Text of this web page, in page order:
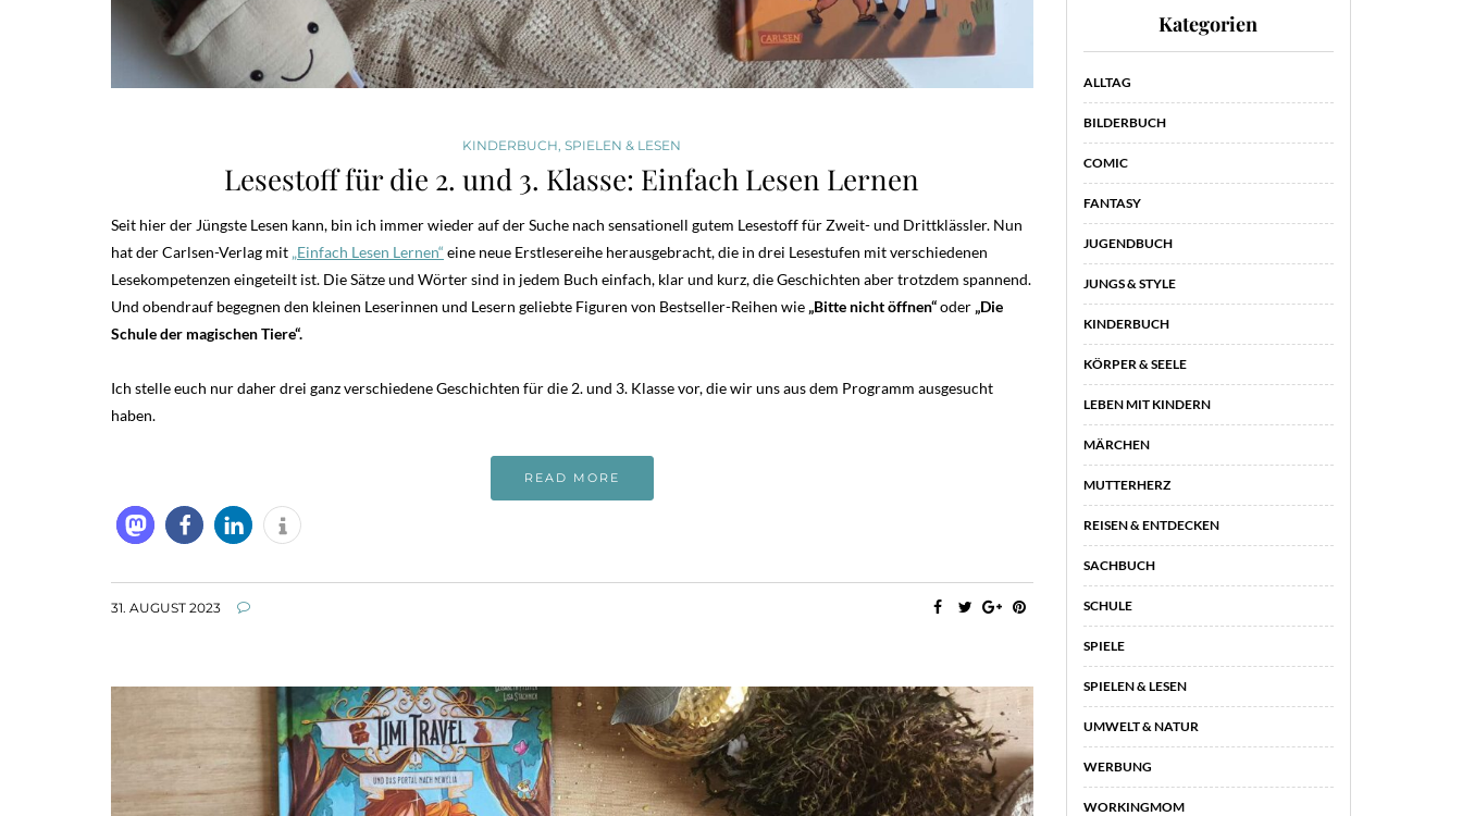
KINDERBUCH ,SPIELEN & LESEN
Lesestoff für die 2. und 3. Klasse: Einfach Lesen Lernen
Seit hier der Jüngste Lesen kann, bin ich immer wieder auf der Suche nach sensationell gutem Lesestoff für Zweit- und Drittklässler. Nun
hat der Carlsen-Verlag mit „Einfach Lesen Lernen“ eine neue Erstlesereihe herausgebracht, die in drei Lesestufen mit verschiedenen
Lesekompetenzen eingeteilt ist. Die Sätze und Wörter sind in jedem Buch einfach, klar und kurz, die Geschichten aber trotzdem spannend.
Und obendrauf begegnen den kleinen Leserinnen und Lesern geliebte Figuren von Bestseller-Reihen wie „Bitte nicht öffnen“oder „Die
Schule der magischen Tiere“.
Ich stelle euch nur daher drei ganz verschiedene Geschichten für die 2. und 3. Klasse vor, die wir uns aus dem Programm ausgesucht
haben.
READ MORE
31. AUGUST 2023
Kategorien
ALLTAG
BILDERBUCH
COMIC
FANTASY
JUGENDBUCH
JUNGS & STYLE
KINDERBUCH
KÖRPER & SEELE
LEBEN MIT KINDERN
MÄRCHEN
MUTTERHERZ
REISEN & ENTDECKEN
SACHBUCH
SCHULE
SPIELE
SPIELEN & LESEN
UMWELT & NATUR
WERBUNG
WORKINGMOM